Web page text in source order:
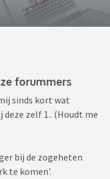
forummers
sinds kort wat
zelf 1.. (Houdt me
bij de zogeheten
te komen'.